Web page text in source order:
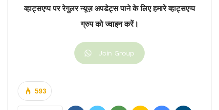
HEC बचाओ मजदूर जनसंघर्ष समिति की हुई बैठक, 8
सूत्री मांगों को लेकर मंत्री सत्यानंद भोक्ता से मिलेगा शिष्टमंडल
व्हाट्सएप्प पर रेगुलर न्यूज़ अपडेट्स पाने के लिए हमारे व्हाट्सएप्प
ग्रुप को ज्वाइन करें।
Join Group
593